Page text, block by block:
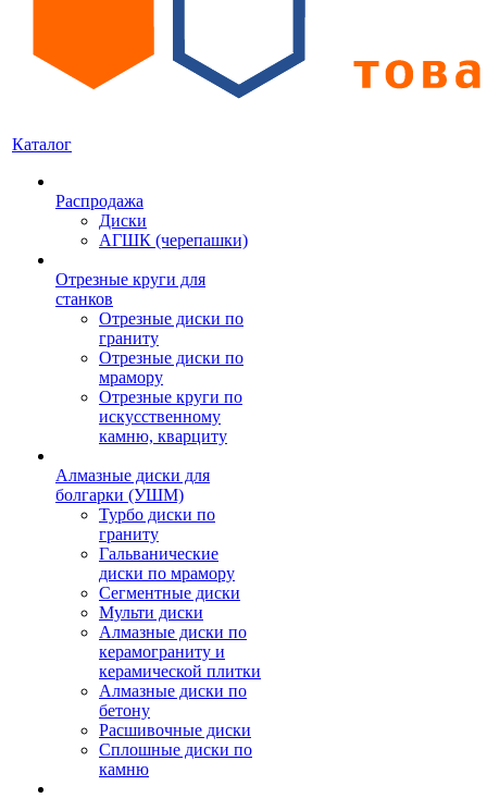
Каталог
Распродажа
Диски
АГШК (черепашки)
Отрезные круги для
станков
Отрезные диски по
граниту
Отрезные диски по
мрамору
Отрезные круги по
искусственному
камню, кварциту
Алмазные диски для
болгарки (УШМ)
Турбо диски по
граниту
Гальванические
диски по мрамору
Сегментные диски
Мульти диски
Алмазные диски по
керамограниту и
керамической плитки
Алмазные диски по
бетону
Расшивочные диски
Сплошные диски по
камню